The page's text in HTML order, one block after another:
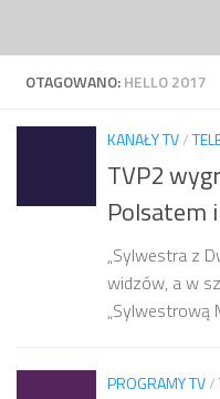
OTAGOWANO:HELLO 2017
KANAŁY TV/
TVP2
Polsatem
„Sylwestra z
widzów, a w
„Sylwestrową
PROGRAMY TV/